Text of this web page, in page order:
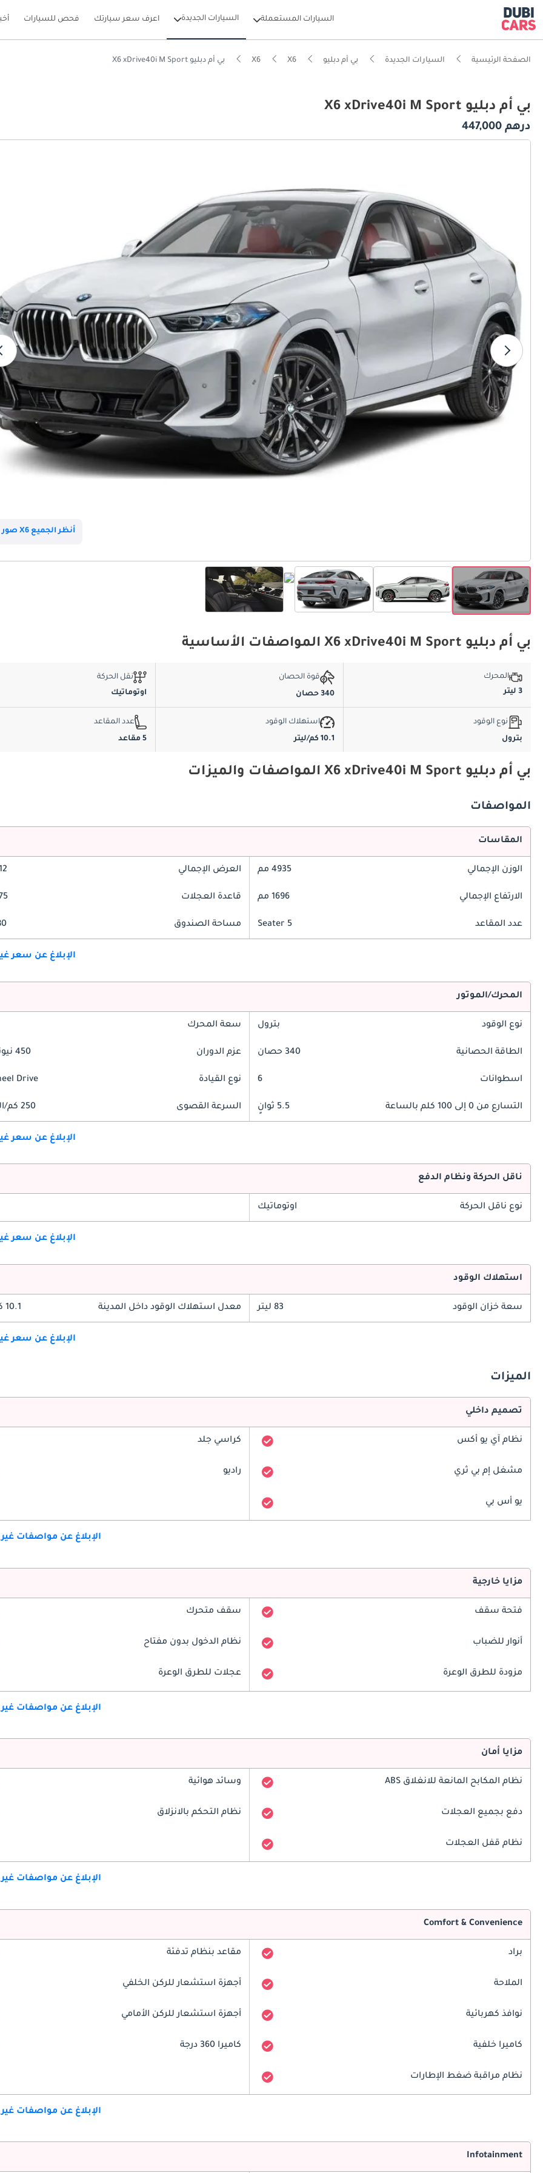
السيارات المستعملة السيارات الجديدة اعرف سعر سيارتك فحص للسيارات
الصفحة الرئيسية السيارات الجديدة بي أم دبليو X6
X6 بي أم دبليو X6 xDrive40i M Sport
بي أم دبليو X6 xDrive40i M Sport
درهم 447,000
أنظر الجميع X6 صور
بي أم دبليو X6 xDrive40i M Sport المواصفات الأساسية
المحرك
3 ليتر
قوة الحصان
340 حصان
نقل الحركة
اوتوماتيك
نوع الوقود
بترول
استهلاك الوقود
10.1 كم/ليتر
عدد المقاعد
5 مقاعد
بي أم دبليو X6 xDrive40i M Sport المواصفات والميزات
المواصفات
المقاسات
الوزن الإجمالي 4935 مم العرض الإجمالي
الارتفاع الإجمالي 1696 مم قاعدة العجلات
عدد المقاعد 5 Seater مساحة الصندوق
الإبلاغ عن سعر
المحرك/الموتور
نوع الوقود بترول سعة المحرك
الطاقة الحصانية 340 حصان عزم الدوران 450 نيوتن-متر
اسطوانات 6 نوع القيادة Drive
التسارع من 0 إلى 100 كلم بالساعة 5.5 ثوانٍ السرعة القصوى 250 كم/الساعة
الإبلاغ عن سعر
ناقل الحركة ونظام الدفع
نوع ناقل الحركة اوتوماتيك
الإبلاغ عن سعر
استهلاك الوقود
سعة خزان الوقود 83 ليتر معدل استهلاك الوقود داخل المدينة 10.1 كم/ليتر
الإبلاغ عن سعر
الميزات
تصميم داخلي
نظام آي يو أكس كراسي جلد
مشغل إم بي ثري راديو
يو أس بي
الإبلاغ عن مواصفات
مزايا خارجية
فتحة سقف سقف متحرك
أنوار للضباب نظام الدخول بدون مفتاح
مزودة للطرق الوعرة عجلات للطرق الوعرة
الإبلاغ عن مواصفات
مزايا أمان
نظام المكابح المانعة للانغلاق ABS وسائد هوائية
دفع بجميع العجلات نظام التحكم بالانزلاق
نظام قفل العجلات
الإبلاغ عن مواصفات
Comfort & Convenience
براد مقاعد بنظام تدفئة
الملاحة أجهزة استشعار للركن الخلفي
نوافذ كهربائية أجهزة استشعار للركن الأمامي
كاميرا خلفية كاميرا 360 درجة
نظام مراقبة ضغط الإطارات
الإبلاغ عن مواصفات
Infotainment